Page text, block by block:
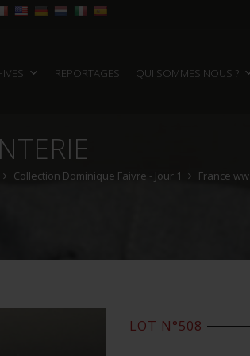
REPORTAGES QUI SOMMES NOUS ?
Collection Dominique Faivre - Jour 1 France
LOT N°508